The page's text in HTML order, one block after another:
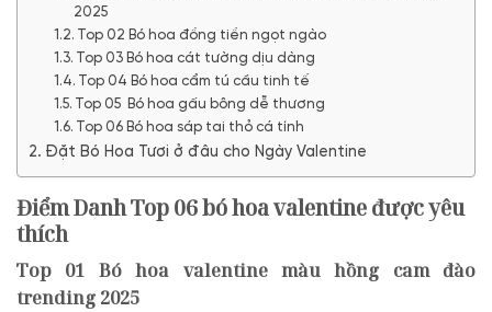
2025
Top 02 Bó hoa đồng tiền ngọt ngào
Top 03 Bó hoa cát tường dịu dàng
Top 04 Bó hoa cẩm tú cầu tinh tế
Top 05 Bó hoa gấu bông dễ thương
Top 06 Bó hoa sáp tai thỏ cá tính
Đặt Bó Hoa Tươi ở đâu cho Ngày Valentine
Điểm Danh Top 06 bó hoa valentine được yêu
thích
Top 01 Bó hoa valentine màu hồng cam đào
trending 2025